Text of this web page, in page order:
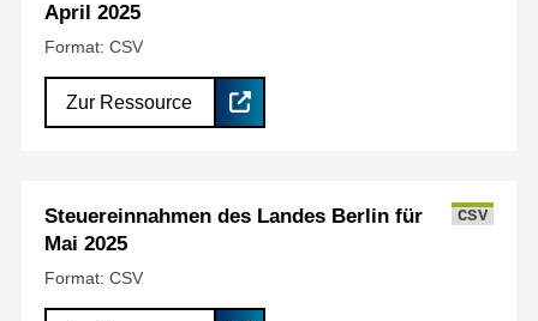
April 2025
Format: CSV
Zur Ressource
Steuereinnahmen des Landes Berlin für
Mai 2025
CSV
Format: CSV